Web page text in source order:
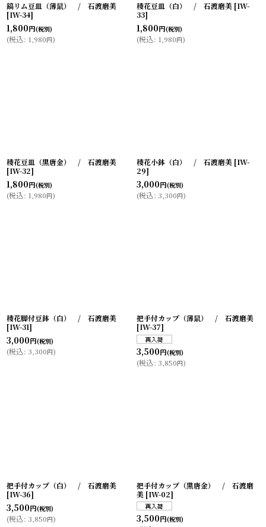
鎬リム豆皿（薄鼠） / 石渡磨美
[IW-34]
1,800円(税別)
(税込: 1,980円)
稜花豆皿（白） / 石渡磨美 [IW-
33]
1,800円(税別)
(税込: 1,980円)
稜花豆皿（黒唐金） / 石渡磨美
[IW-32]
1,800円(税別)
(税込: 1,980円)
稜花小鉢（白） / 石渡磨美 [IW-
29]
3,000円(税別)
(税込: 3,300円)
稜花脚付豆鉢（白） / 石渡磨美
[IW-31]
3,000円(税別)
(税込: 3,300円)
把手付カップ（薄鼠） / 石渡磨美
[IW-37]
3,500円(税別)
(税込: 3,850円)
把手付カップ（白） / 石渡磨美
[IW-36]
3,500円(税別)
(税込: 3,850円)
把手付カップ（黒唐金） / 石渡磨
美 [IW-02]
3,500円(税別)